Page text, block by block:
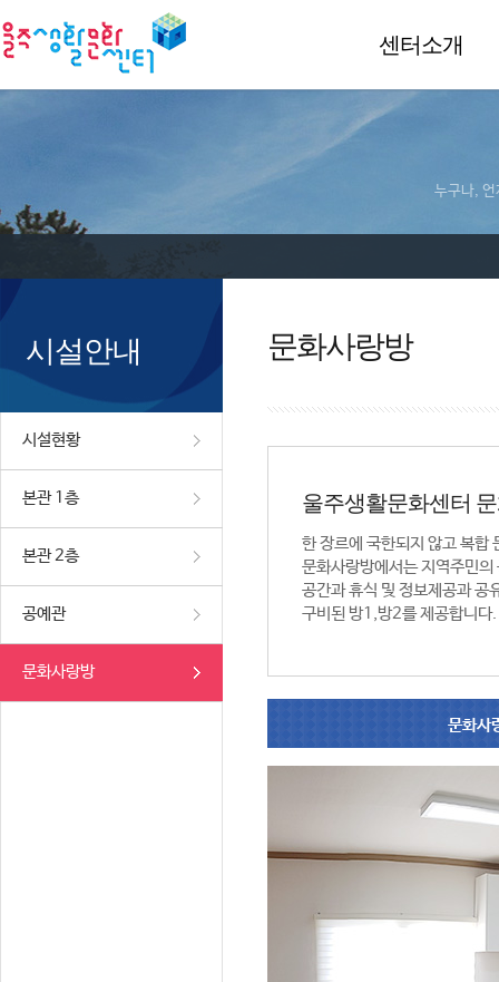
센터소개
누구나, 언
시설안내
시설현황
본관 1층
본관 2층
공예관
문화사랑방
문화사랑방
울주생활문화센터
한 장르에 국한되지 않고 복합
문화사랑방에서는 지역주민
공간과 휴식 및 정보제공과 공
구비된 방1,방2를 제공합니다.
문화사